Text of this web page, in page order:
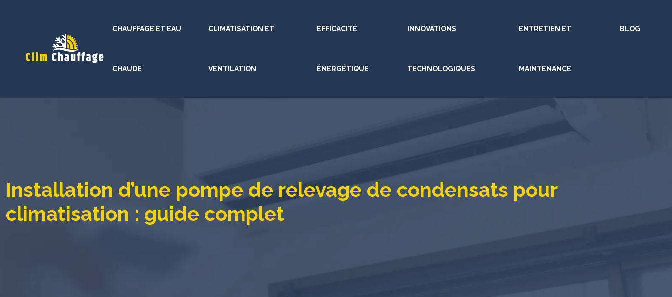
CHAUFFAGE ET EAU
CHAUDE
CLIMATISATION ET
VENTILATION
EFFICACITÉ
ÉNERGÉTIQUE
INNOVATIONS
TECHNOLOGIQUES
ENTRETIEN ET
MAINTENANCE
BLOG
Installation d’une pompe de relevage de condensats pour
climatisation : guide complet